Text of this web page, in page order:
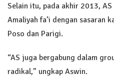
Selain itu, pada akhir 2013,
Amaliyah fa’i dengan sasaran
Poso dan Parigi.
“AS juga bergabung dalam
radikal,” ungkap Aswin.